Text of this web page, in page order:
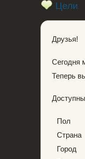
Цели
Друзья!
Сегодня
Теперь
Пол
Страна
Город